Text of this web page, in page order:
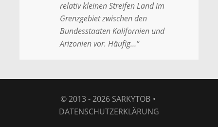
relativ kleinen Streifen Land im
Grenzgebiet zwischen den
Bundesstaaten Kalifornien und
Arizonien vor. Häufig…“
© 2013 - 2026 SARKYTOB •
DATENSCHUTZERKLÄRUNG